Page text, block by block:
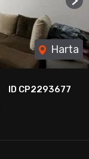
ID CP2293677
Harta